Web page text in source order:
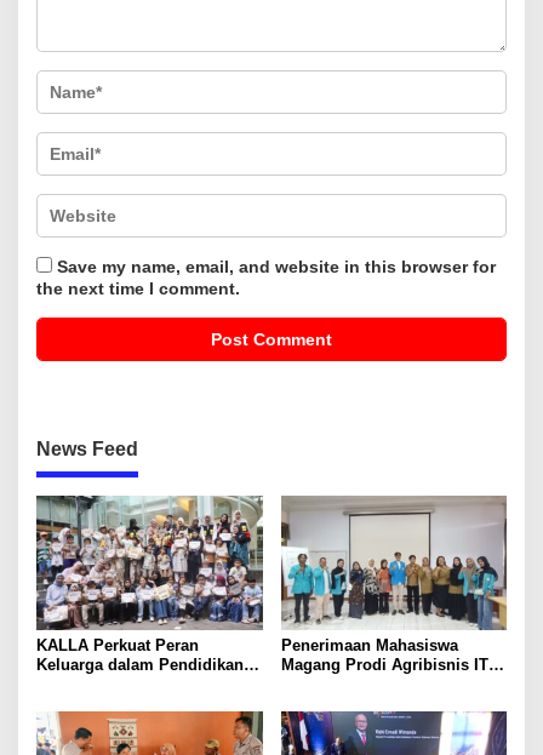
Save my name, email, and website in this browser for
the next time I comment.
News Feed
KALLA Perkuat Peran
Keluarga dalam Pendidikan
Penerimaan Mahasiswa
Magang Prodi Agribisnis ITP
Program MBKM